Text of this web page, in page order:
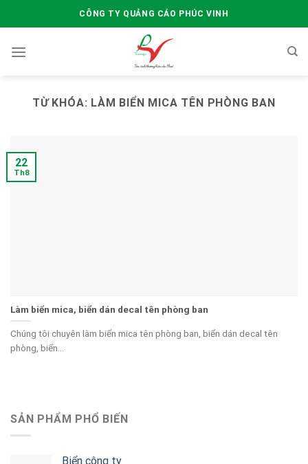
to
CÔNG TY QUẢNG CÁO PHÚC VINH
TỪ KHÓA: LÀM BIỂN MICA TÊN PHÒNG BAN
Làm biển mica, biển dán decal tên phòng ban
Chúng tôi chuyên làm biển mica tên phòng ban, biển dán decal tên
phòng, biển...
22
Th8
SẢN PHẨM PHỔ BIẾN
Biển công ty